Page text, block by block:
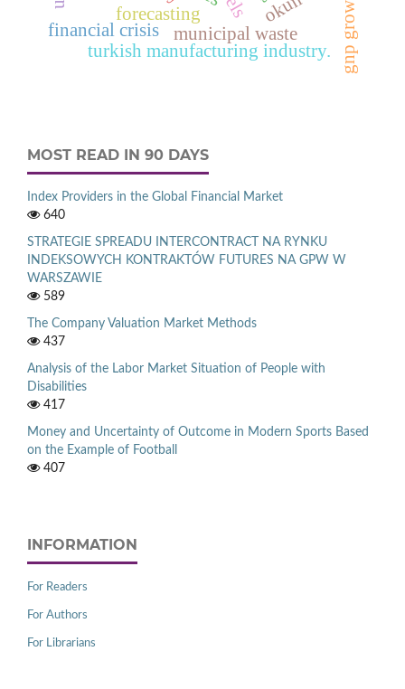
forecasting
municipal waste
turkish manufacturing industry.
financial crisis
MOST READ IN 90 DAYS
Index Providers in the Global Financial Market
640
STRATEGIE SPREADU INTERCONTRACT NA RYNKU
INDEKSOWYCH KONTRAKTÓW FUTURES NA GPW W
WARSZAWIE
589
The Company Valuation Market Methods
437
Analysis of the Labor Market Situation of People with
Disabilities
417
Money and Uncertainty of Outcome in Modern Sports Based
on the Example of Football
407
INFORMATION
For Readers
For Authors
For Librarians